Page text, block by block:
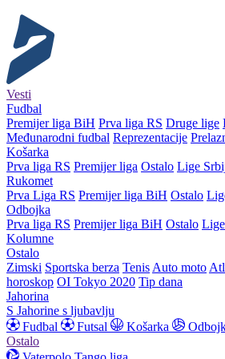
Vesti
Fudbal
Premijer liga BiH Prva liga RS Druge lige
Međunarodni fudbal Reprezentacije
Košarka
Prva liga RS Premijer liga Ostalo Lige
Rukomet
Prva Liga RS Premijer liga BiH Ostalo
Odbojka
Prva liga RS Premijer liga BiH Ostalo
Kolumne
Ostalo
Zimski Sportska berza Tenis Auto moto
horoskop OI Tokyo 2020 Tip dana
Jahorina
S Jahorine s ljubavlju
Fudbal
Futsal Košarka
Ostalo